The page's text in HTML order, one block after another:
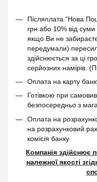
Післяплата "Нова
грн або 10% від
якщо Ви не
передумали)
здійснюється за ці
серйозних намірів.
Оплата на карту
Готівкою при
безпосередньо з
Оплата на
на розрахунковий
комісія банку
Компанія здійснює
належної якості